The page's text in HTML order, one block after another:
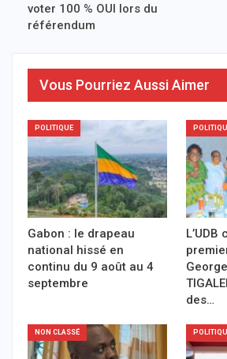
voter 100 % OUI lors du
référendum
Vous Pourriez Aussi Aimer
POLITIQUE
Gabon : le drapeau
national hissé en
continu du 9 août au 4
septembre
des…
NON CLASSÉ